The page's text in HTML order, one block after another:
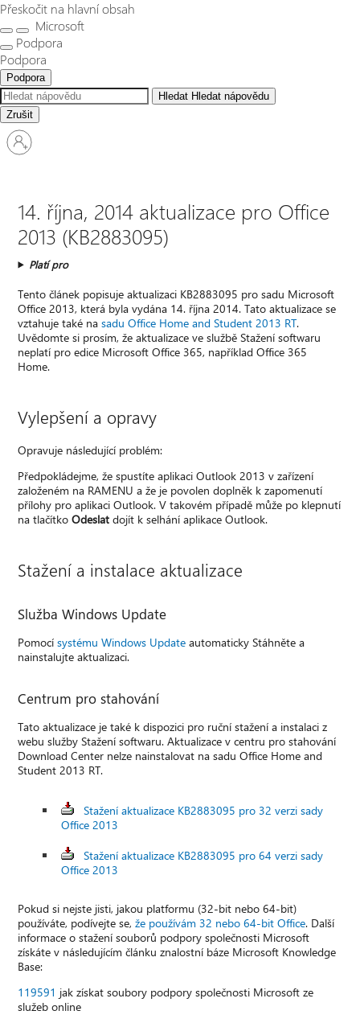
Přeskočit na hlavní obsah
Microsoft
Podpora
Podpora
Podpora
Hledat Hledat nápovědu
Zrušit
Přihlaste
se
14. října, 2014 aktualizace pro Office
2013 (KB2883095)
Platí pro
Tento článek popisuje aktualizaci KB2883095 pro sadu Microsoft
Office 2013, která byla vydána 14. října 2014. Tato aktualizace se
vztahuje také nasadu Office Home and Student 2013 RT.
Uvědomte si prosím, že aktualizace ve službě Stažení softwaru
neplatí pro edice Microsoft Office 365, například Office 365
Home.
Vylepšení a opravy
Opravuje následující problém:
Předpokládejme, že spustíte aplikaci Outlook 2013 v zařízení
založeném na RAMENU a že je povolen doplněk k zapomenutí
přílohy pro aplikaci Outlook. V takovém případě může po klepnutí
na tlačítkoOdeslat dojít k selhání aplikace Outlook.
Stažení a instalace aktualizace
Služba Windows Update
Pomocísystému Windows Update automaticky Stáhněte a
nainstalujte aktualizaci.
Centrum pro stahování
Tato aktualizace je také k dispozici pro ruční stažení a instalaci z
webu služby Stažení softwaru. Aktualizace v centru pro stahování
Download Center nelze nainstalovat na sadu Office Home and
Student 2013 RT.
Stažení aktualizace KB2883095 pro 32 verzi sady
Office 2013
Stažení aktualizace KB2883095 pro 64 verzi sady
Office 2013
Pokud si nejste jisti, jakou platformu (32-bit nebo 64-bit)
používáte, podívejte se,že používám 32 nebo 64-bit Office. Další
informace o stažení souborů podpory společnosti Microsoft
získáte v následujícím článku znalostní báze Microsoft Knowledge
Base:
119591 jak získat soubory podpory společnosti Microsoft ze
služeb online